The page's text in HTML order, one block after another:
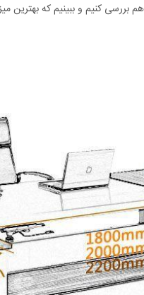
بررسی کنیم و ببینیم که بهترین